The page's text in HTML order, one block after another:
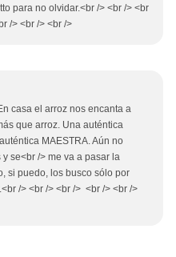
para no olvidar.<br /> <br /> <br
/> <br /> <br />
casa el arroz nos encanta a
que arroz. Una auténtica
MAESTRA. Aún no
se<br /> me va a pasar la
si puedo, los busco sólo por
/> <br /> <br /> <br /> <br />